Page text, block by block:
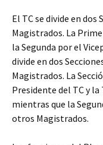
El TC se divide en dos
Magistrados. La
la Segunda por el
divide en dos
Magistrados. La
Presidente del TC y
mientras que la
otros Magistrados.